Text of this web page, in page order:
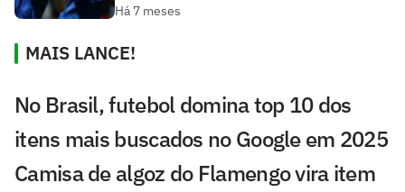
Há 7 meses
MAIS LANCE!
No Brasil, futebol domina top 10 dos
itens mais buscados no Google em 2025
Camisa de algoz do Flamengo vira item